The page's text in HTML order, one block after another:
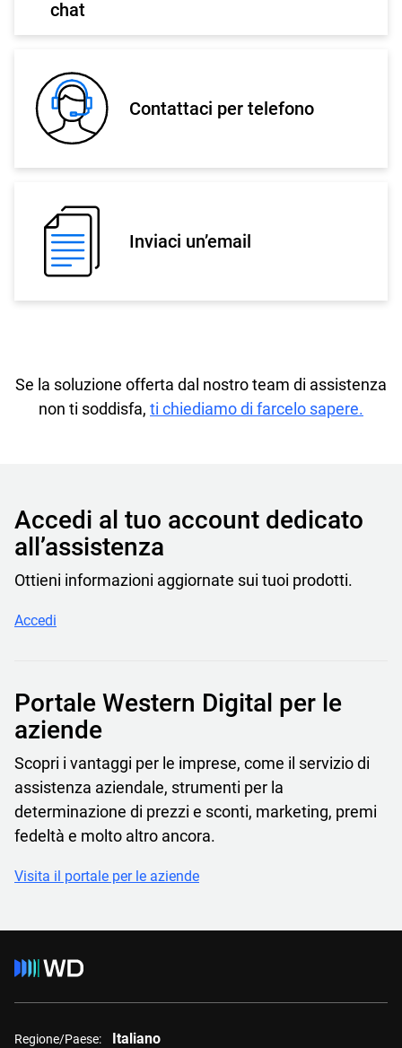
chat
Contattaci per telefono
Inviaci un’email
Se la soluzione offerta dal nostro team di assistenza
non ti soddisfa, ti chiediamo di farcelo sapere.
Accedi al tuo account dedicato
all’assistenza
Ottieni informazioni aggiornate sui tuoi prodotti.
Accedi
Portale Western Digital per le
aziende
Scopri i vantaggi per le imprese, come il servizio di
assistenza aziendale, strumenti per la
determinazione di prezzi e sconti, marketing, premi
fedeltà e molto altro ancora.
Visita il portale per le aziende
Regione/Paese: Italiano